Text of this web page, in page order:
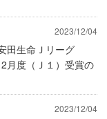
2023/12/04
田生命Ｊリーグ
月度（Ｊ１）受賞の
2023/12/04